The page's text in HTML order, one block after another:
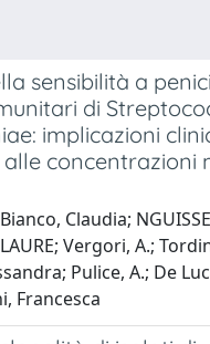
sensibilità a
di
implicazioni
concentrazioni
Claudia;
Vergori, A.;
Pulice, A.; De
Francesca